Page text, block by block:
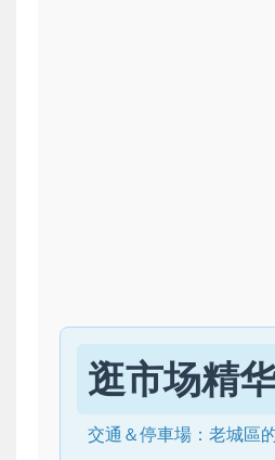
逛市场精
交通＆停車場：老城區